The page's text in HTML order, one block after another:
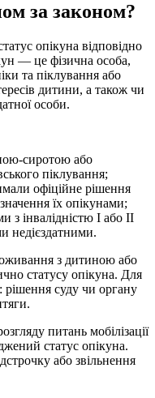
за законом?
опікуна відповідно
— це фізична особа,
та піклування або
дитини, а також чи
особи.
сиротою або
піклування;
офіційне рішення
їх опікунами;
з інвалідністю І або ІІ
недієздатними.
з дитиною або
статусу опікуна. Для
рішення суду чи органу
питань мобілізації
статус опікуна.
або звільнення